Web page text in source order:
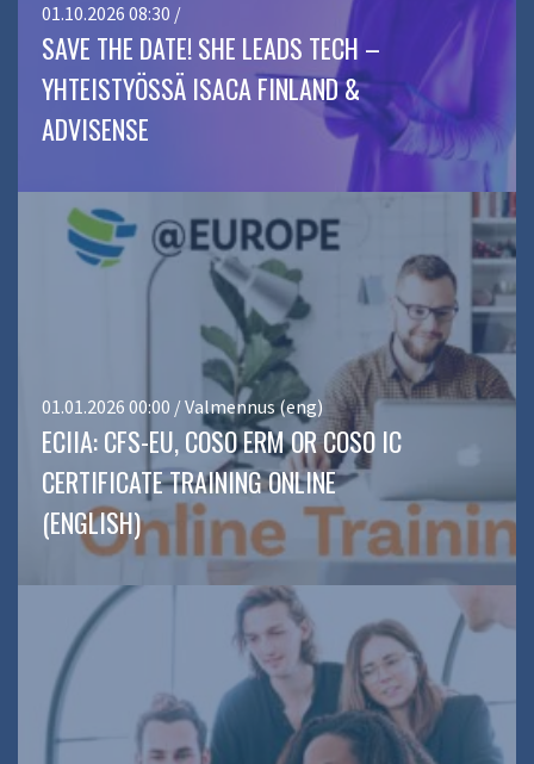
01.10.2026 08:30 /
SAVE THE DATE! SHE LEADS TECH –
YHTEISTYÖSSÄ ISACA FINLAND &
ADVISENSE
01.01.2026 00:00 / Valmennus (eng)
ECIIA: CFS-EU, COSO ERM OR COSO IC
CERTIFICATE TRAINING ONLINE
(ENGLISH)